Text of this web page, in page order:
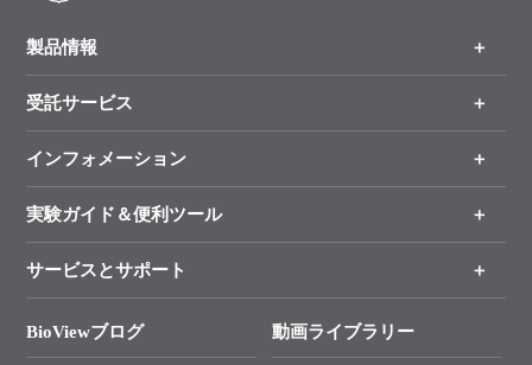
製品情報
製品一覧
手法から製品を探す
新製品情報
受託サービス
オンライン注文
インフォメーション
キャンペーン
タカラバイオ各種会員募集のお知らせ
終売製品のお知らせ
実験ガイド＆便利ツール
リアルタイムPCR実験のススメ
幹細胞・再生医療研究ガイド
サービスとサポート
総合お問い合わせ
BioViewブログ 動画ライブラリー